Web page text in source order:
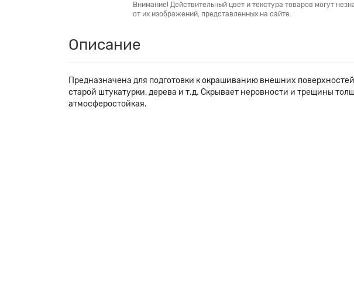
Внимание! Действительный цвет и текстура товаров могут
от их изображений, представленных на сайте.
Описание
Предназначена для подготовки к окрашиванию внешних
старой штукатурки, дерева и т.д. Скрывает неровности и трещины
атмосферостойкая.